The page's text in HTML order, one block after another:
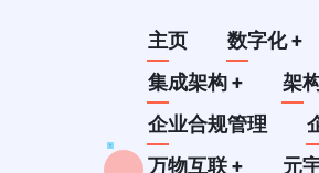
Main
navigation
主页 数字化+
集成架构+ 架
企业合规管理
万物互联+ 元